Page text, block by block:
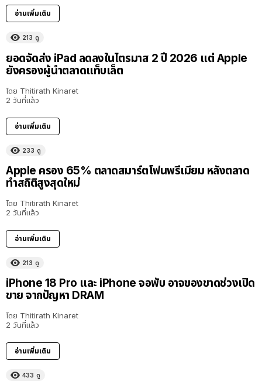
อ่านเพิ่มเติม
213 ดู
ยอดจัดส่ง iPad ลดลงในไตรมาส 2 ปี 2026 แต่ Apple
ยังครองผู้นำตลาดแท็บเล็ต
โดย Thitirath Kinaret
2 วันที่แล้ว
อ่านเพิ่มเติม
233 ดู
Apple ครอง 65% ตลาดสมาร์ตโฟนพรีเมียม หลังตลาด
ทำสถิติสูงสุดใหม่
โดย Thitirath Kinaret
2 วันที่แล้ว
อ่านเพิ่มเติม
213 ดู
iPhone 18 Pro และ iPhone จอพับ อาจของขาดช่วงเปิด
ขาย จากปัญหา DRAM
โดย Thitirath Kinaret
2 วันที่แล้ว
อ่านเพิ่มเติม
433 ดู